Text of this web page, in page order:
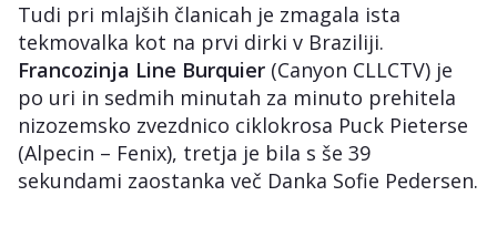
Tudi pri mlajših članicah je zmagala ista
tekmovalka kot na prvi dirki v Braziliji.
Francozinja Line Burquier (Canyon CLLCTV) je
po uri in sedmih minutah za minuto prehitela
nizozemsko zvezdnico ciklokrosa Puck Pieterse
(Alpecin – Fenix), tretja je bila s še 39
sekundami zaostanka več Danka Sofie Pedersen.